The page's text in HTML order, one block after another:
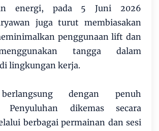
energi, pada 5 Juni 2026
juga turut membiasakan
penggunaan lift dan
tangga dalam
lingkungan kerja.
dengan penuh
Penyuluhan dikemas secara
berbagai permainan dan sesi